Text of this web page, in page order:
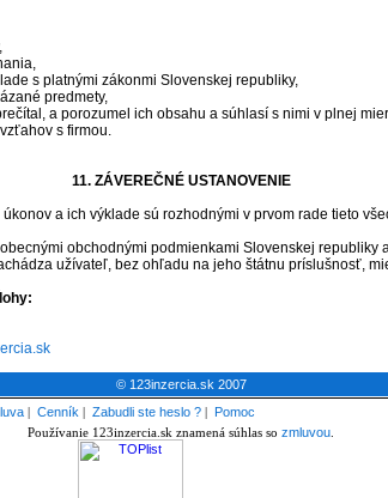
s platnými zákonmi Slovenskej republiky,
predmety,
a porozumel ich obsahu a súhlasí s nimi v plnej
s firmou.
11. ZÁVEREČNÉ USTANOVENIE
a ich výklade sú rozhodnými v prvom rade tieto
obchodnými podmienkami Slovenskej republiky
užívateľ, bez ohľadu na jeho štátnu príslušnosť,
© 123inzercia.sk 2007
| Cenník | Zabudli ste heslo ? | Pomoc
Používanie 123inzercia.sk znamená súhlas so zmluvou